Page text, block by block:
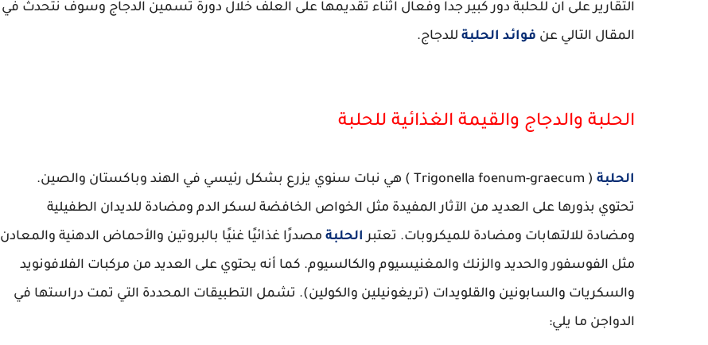
التقارير على ان للحلبة دور كبير جدا وفعال اثناء تقديمها على العلف خلال دورة تسمين الدجاج وسوف نتحدث في
المقال التالي عن فوائد الحلبة للدجاج.
الحلبة والدجاج والقيمة الغذائية للحلبة
الحلبة
( Trigonella foenum-graecum ) هي نبات سنوي يزرع بشكل رئيسي في الهند وباكستان والصين.
تحتوي بذورها على العديد من الآثار المفيدة مثل الخواص الخافضة لسكر الدم ومضادة للديدان الطفيلية
ومضادة للالتهابات ومضادة للميكروبات. تعتبر الحلبة مصدرًا غذائيًا غنيًا بالبروتين والأحماض الدهنية والمعادن
مثل الفوسفور والحديد والزنك والمغنيسيوم والكالسيوم. كما أنه يحتوي على العديد من مركبات الفلافونويد
والسكريات والسابونين والقلويدات (تريغونيلين والكولين). تشمل التطبيقات المحددة التي تمت دراستها في
الدواجن ما يلي: